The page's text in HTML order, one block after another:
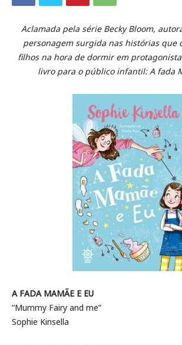
Aclamada pela série Becky Bloom,
personagem surgida nas histórias que
filhos na hora de dormir em
livro para o público infantil: A fada
A FADA MAMÃE E EU
“Mummy Fairy and me”
Sophie Kinsella